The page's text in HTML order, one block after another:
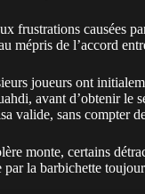
frustrations causées
mépris de l’accord
joueurs ont
avant d’obtenir le
valide, sans compter
monte, certains
la barbichette